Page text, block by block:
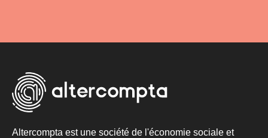
Altercompta est une société de l'économie sociale et